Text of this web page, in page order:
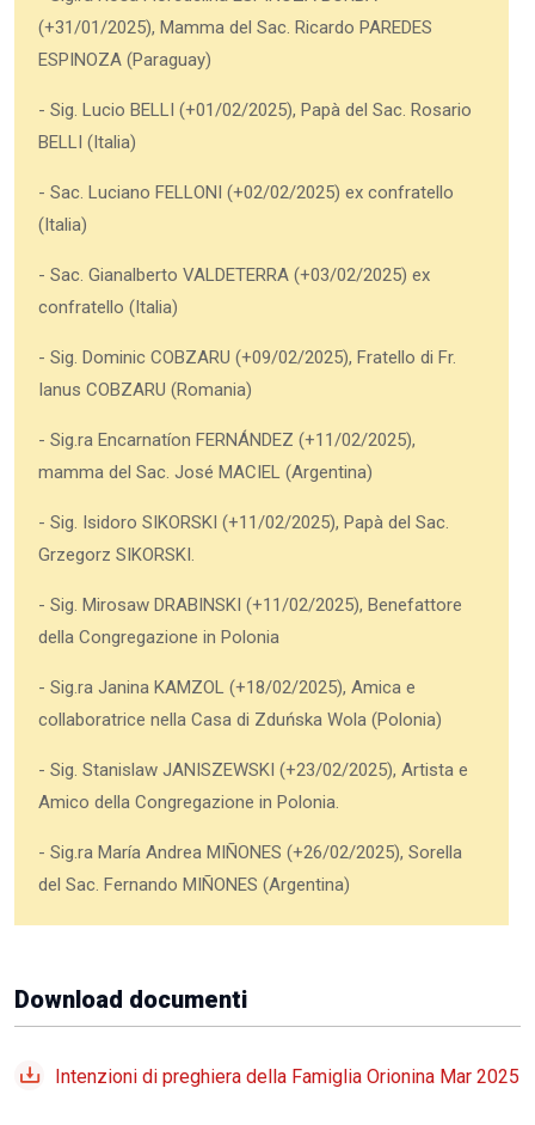
(+31/01/2025), Mamma del Sac. Ricardo PAREDES
ESPINOZA (Paraguay)
- Sig. Lucio BELLI (+01/02/2025), Papà del Sac. Rosario
BELLI (Italia)
- Sac. Luciano FELLONI (+02/02/2025) ex confratello
(Italia)
- Sac. Gianalberto VALDETERRA (+03/02/2025) ex
confratello (Italia)
- Sig. Dominic COBZARU (+09/02/2025), Fratello di Fr.
Ianus COBZARU (Romania)
- Sig.ra Encarnatíon FERNÁNDEZ (+11/02/2025),
mamma del Sac. José MACIEL (Argentina)
- Sig. Isidoro SIKORSKI (+11/02/2025), Papà del Sac.
Grzegorz SIKORSKI.
- Sig. Mirosaw DRABINSKI (+11/02/2025), Benefattore
della Congregazione in Polonia
- Sig.ra Janina KAMZOL (+18/02/2025), Amica e
collaboratrice nella Casa di Zduńska Wola (Polonia)
- Sig. Stanislaw JANISZEWSKI (+23/02/2025), Artista e
Amico della Congregazione in Polonia.
- Sig.ra María Andrea MIÑONES (+26/02/2025), Sorella
del Sac. Fernando MIÑONES (Argentina)
Download documenti
Intenzioni di preghiera della Famiglia Orionina Mar 2025